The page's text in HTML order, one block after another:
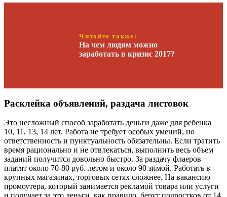
Читайте также:
На чем людям можно
заработать в кризис 2017?
Расклейка объявлений, раздача листовок
Это несложный способ заработать деньги даже для ребенка
10, 11, 13, 14 лет. Работа не требует особых умений, но
ответственность и пунктуальность обязательны. Если тратить
время рационально и не отвлекаться, выполнить весь объем
заданий получится довольно быстро. За раздачу флаеров
платят около 70-80 руб. летом и около 90 зимой. Работать в
крупных магазинах, торговых сетях сложнее. На вакансию
промоутера, который занимается рекламой товара или услуги